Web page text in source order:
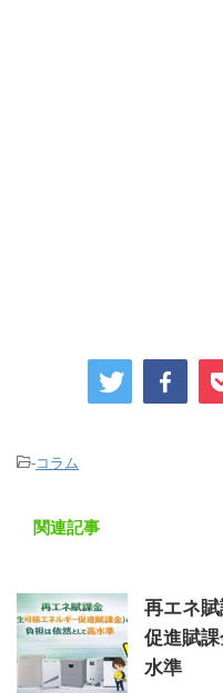
-コラム
関連記事
再エネ
促進賦
水準